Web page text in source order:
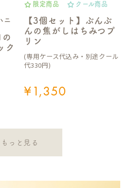
ニ
の
ク
限定商品 クール商品
【3個セット】ぶんぶ
んの焦がしはちみつプ
リン
(専用ケース代込み・別途クール
代330円)
¥1,350
もっと見る